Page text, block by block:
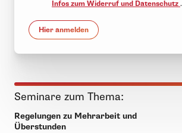
Infos zum Widerruf und Datenschutz .
Hier anmelden
Seminare zum Thema:
Regelungen zu Mehrarbeit und
Überstunden